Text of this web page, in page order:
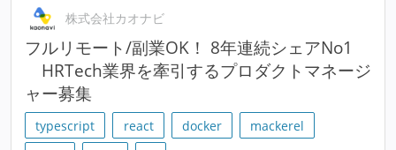
株式会社カオナビ
フルリモート/副業OK！ 8年連続シェアNo1
HRTech業界を牽引するプロダクトマネージ
ャー募集
typescript react docker
mackerel